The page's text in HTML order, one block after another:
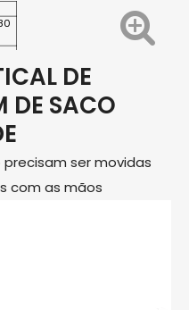
DE
DE SACO
ser movidas
com as mãos